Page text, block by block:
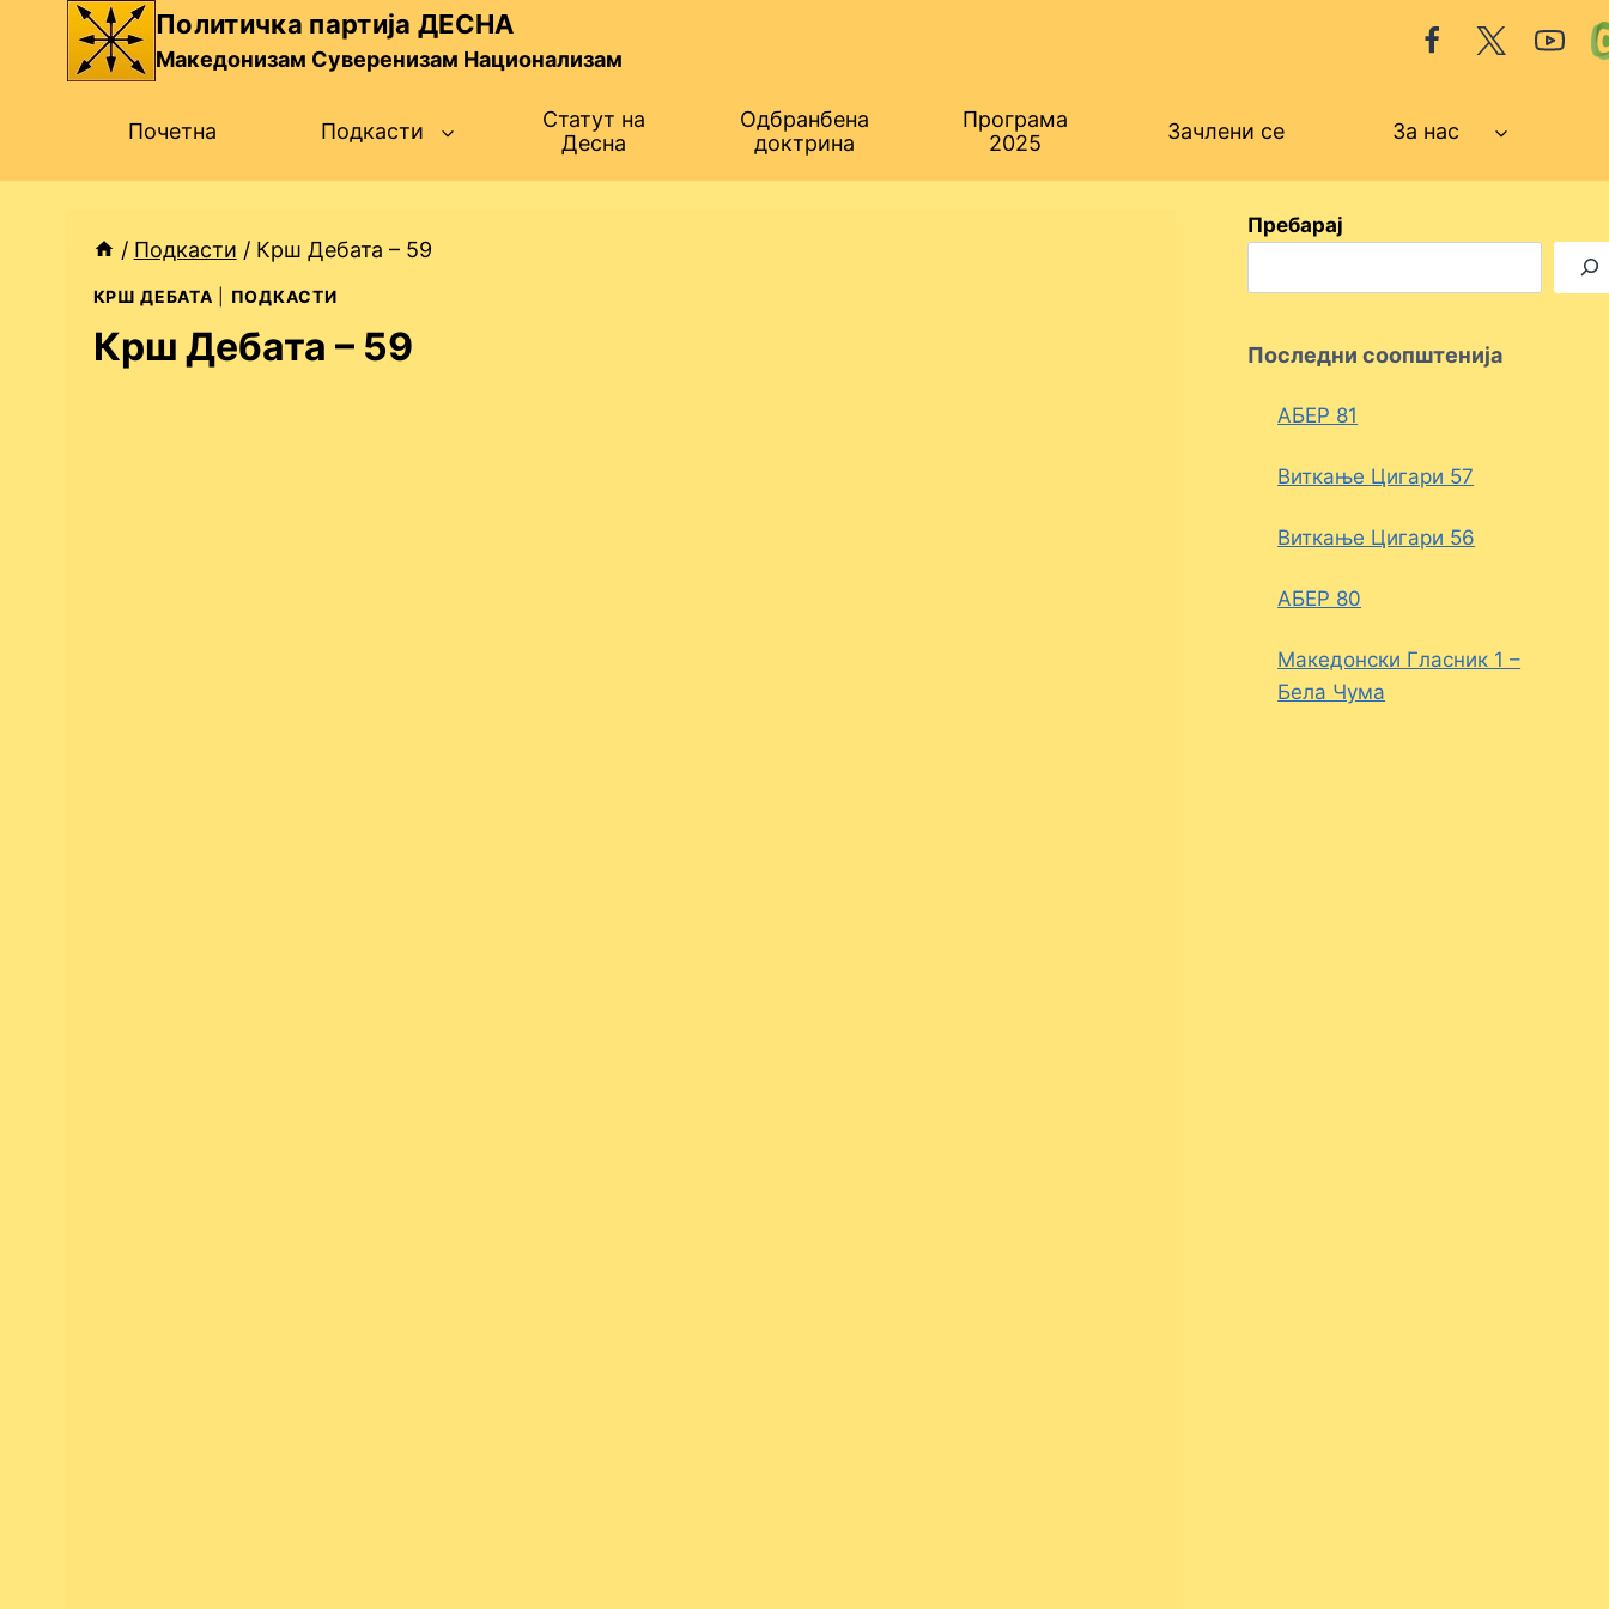
content
Политичка партија ДЕСНА
Македонизам Суверенизам Национализам
Почетна Подкасти
Статут на
Десна
Одбранбена
доктрина
Програма
2025
Зачлени се За нас
/ Подкасти / Крш Дебата – 59
КРШ ДЕБАТА ПОДКАСТИ
Крш Дебата – 59
Пребарај
Последни соопштенија
АБЕР 81
Виткање Цигари 57
Виткање Цигари 56
АБЕР 80
Македонски Гласник 1 –
Бела Чума